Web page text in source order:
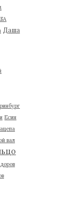
Даша
Есин
вал